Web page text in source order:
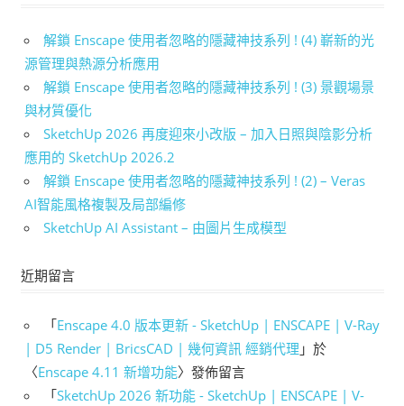
解鎖 Enscape 使用者忽略的隱藏神技系列 ! (4) 嶄新的光
源管理與熱源分析應用
解鎖 Enscape 使用者忽略的隱藏神技系列 ! (3) 景觀場景
與材質優化
SketchUp 2026 再度迎來小改版 – 加入日照與陰影分析
應用的 SketchUp 2026.2
解鎖 Enscape 使用者忽略的隱藏神技系列 ! (2) – Veras
AI智能風格複製及局部編修
SketchUp AI Assistant – 由圖片生成模型
近期留言
「Enscape 4.0 版本更新 - SketchUp | ENSCAPE | V-Ray
| D5 Render | BricsCAD | 幾何資訊 經銷代理 」於
〈Enscape 4.11 新增功能〉發佈留言
「SketchUp 2026 新功能 - SketchUp | ENSCAPE | V-